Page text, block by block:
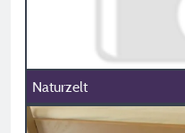
Naturzelt